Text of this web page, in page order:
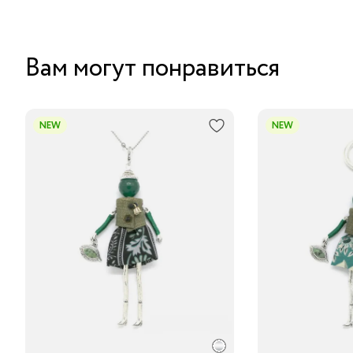
Вам могут понравиться
NEW NEW